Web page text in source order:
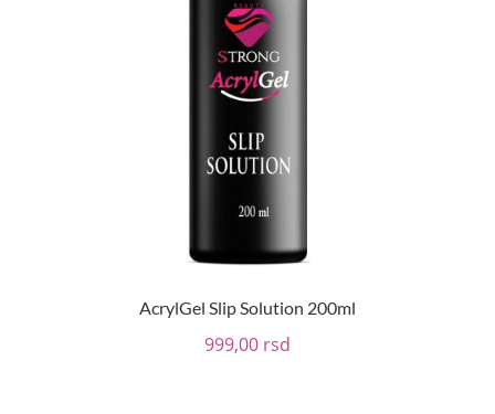
AcrylGel Slip Solution 200ml
999,00 rsd